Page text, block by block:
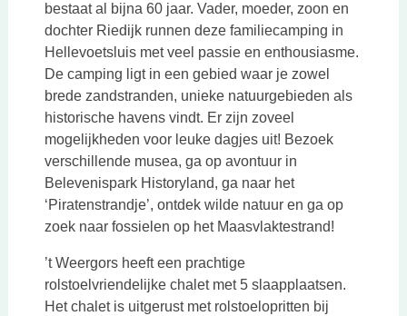
bestaat al bijna 60 jaar. Vader, moeder, zoon en
dochter Riedijk runnen deze familiecamping in
Hellevoetsluis met veel passie en enthousiasme.
De camping ligt in een gebied waar je zowel
brede zandstranden, unieke natuurgebieden als
historische havens vindt. Er zijn zoveel
mogelijkheden voor leuke dagjes uit! Bezoek
verschillende musea, ga op avontuur in
Belevenispark Historyland, ga naar het
‘Piratenstrandje’, ontdek wilde natuur en ga op
zoek naar fossielen op het Maasvlaktestrand!
’t Weergors heeft een prachtige
rolstoelvriendelijke chalet met 5 slaapplaatsen.
Het chalet is uitgerust met rolstoelopritten bij